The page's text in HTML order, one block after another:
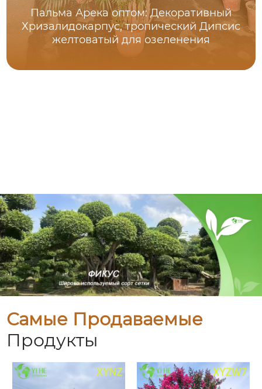
Пальма Арека оптом: Декоративный
Хризалидокарпус, тропический Дипсис
желтоватый для озеленения
Самые Продаваемые
Продукты